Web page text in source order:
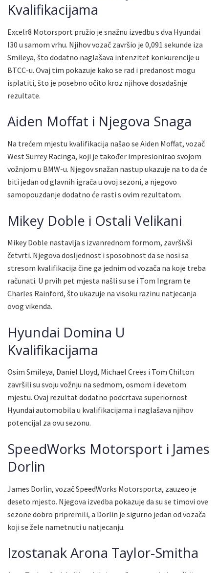
Kvalifikacijama
Excelr8 Motorsport pružio je snažnu izvedbu s dva Hyundai
I30 u samom vrhu. Njihov vozač završio je 0,091 sekunde iza
Smileya, što dodatno naglašava intenzitet konkurencije u
BTCC-u. Ovaj tim pokazuje kako se rad i predanost mogu
isplatiti, što je posebno očito kroz njihove dosadašnje
rezultate.
Aiden Moffat i Njegova Snaga
Na trećem mjestu kvalifikacija našao se Aiden Moffat, vozač
West Surrey Racinga, koji je također impresionirao svojom
vožnjom u BMW-u. Njegov snažan nastup ukazuje na to da će
biti jedan od glavnih igrača u ovoj sezoni, a njegovo
samopouzdanje dodatno će rasti s ovim rezultatom.
Mikey Doble i Ostali Velikani
Mikey Doble nastavlja s izvanrednom formom, završivši
četvrti. Njegova dosljednost i sposobnost da se nosi sa
stresom kvalifikacija čine ga jednim od vozača na koje treba
računati. U prvih pet mjesta našli su se i Tom Ingram te
Charles Rainford, što ukazuje na visoku razinu natjecanja
ovog vikenda.
Hyundai Domina U
Kvalifikacijama
Osim Smileya, Daniel Lloyd, Michael Crees i Tom Chilton
završili su svoju vožnju na sedmom, osmom i devetom
mjestu. Ovaj rezultat dodatno podcrtava superiornost
Hyundai automobila u kvalifikacijama i naglašava njihov
potencijal za ovu sezonu.
SpeedWorks Motorsport i James
Dorlin
James Dorlin, vozač SpeedWorks Motorsporta, zauzeo je
deseto mjesto. Njegova izvedba pokazuje da su se timovi ove
sezone dobro pripremili, a Dorlin je sigurno jedan od vozača
koji se žele nametnuti u natjecanju.
Izostanak Arona Taylor-Smitha